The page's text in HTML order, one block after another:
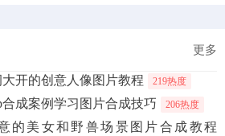
更多
大开的创意人像图片教程 219热度
合成案例学习图片合成技巧 206热度
意的美女和野兽场景图片合成教程